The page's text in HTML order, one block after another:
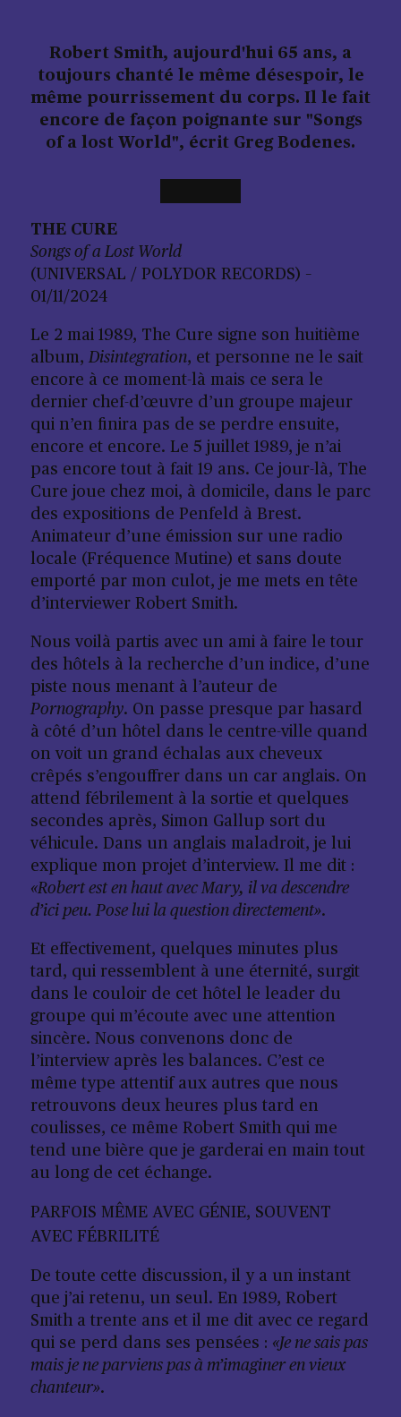
Robert Smith, aujourd'hui 65 ans, a
toujours chanté le même désespoir, le
même pourrissement du corps. Il le fait
encore de façon poignante sur "Songs
of a lost World", écrit Greg Bodenes.
THE CURE
Songs of a Lost World
(UNIVERSAL / POLYDOR RECORDS) –
01/11/2024
Le 2 mai 1989, The Cure signe son huitième
album, Disintegration, et personne ne le sait
encore à ce moment-là mais ce sera le
dernier chef-d’œuvre d’un groupe majeur
qui n’en finira pas de se perdre ensuite,
encore et encore. Le 5 juillet 1989, je n’ai
pas encore tout à fait 19 ans. Ce jour-là, The
Cure joue chez moi, à domicile, dans le parc
des expositions de Penfeld à Brest.
Animateur d’une émission sur une radio
locale (Fréquence Mutine) et sans doute
emporté par mon culot, je me mets en tête
d’interviewer Robert Smith.
Nous voilà partis avec un ami à faire le tour
des hôtels à la recherche d’un indice, d’une
piste nous menant à l’auteur de
Pornography. On passe presque par hasard
à côté d’un hôtel dans le centre-ville quand
on voit un grand échalas aux cheveux
crêpés s’engouffrer dans un car anglais. On
attend fébrilement à la sortie et quelques
secondes après, Simon Gallup sort du
véhicule. Dans un anglais maladroit, je lui
explique mon projet d’interview. Il me dit :
«Robert est en haut avec Mary, il va descendre
d’ici peu. Pose lui la question directement».
Et effectivement, quelques minutes plus
tard, qui ressemblent à une éternité, surgit
dans le couloir de cet hôtel le leader du
groupe qui m’écoute avec une attention
sincère. Nous convenons donc de
l’interview après les balances. C’est ce
même type attentif aux autres que nous
retrouvons deux heures plus tard en
coulisses, ce même Robert Smith qui me
tend une bière que je garderai en main tout
au long de cet échange.
PARFOIS MÊME AVEC GÉNIE, SOUVENT
AVEC FÉBRILITÉ
De toute cette discussion, il y a un instant
que j’ai retenu, un seul. En 1989, Robert
Smith a trente ans et il me dit avec ce regard
qui se perd dans ses pensées : «Je ne sais pas
mais je ne parviens pas à m’imaginer en vieux
chanteur».